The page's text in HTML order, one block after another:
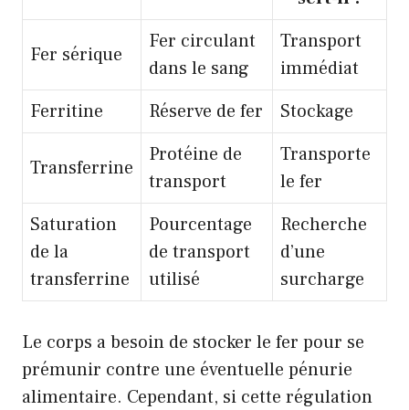
Fer sérique
Fer circulant
dans le sang
Transport
immédiat
Ferritine
Réserve de fer Stockage
Transferrine
Protéine de
transport
Transporte
le fer
Saturation
de la
transferrine
Pourcentage
de transport
utilisé
Recherche
d’une
surcharge
Le corps a besoin de stocker le fer pour se
prémunir contre une éventuelle pénurie
alimentaire. Cependant, si cette régulation